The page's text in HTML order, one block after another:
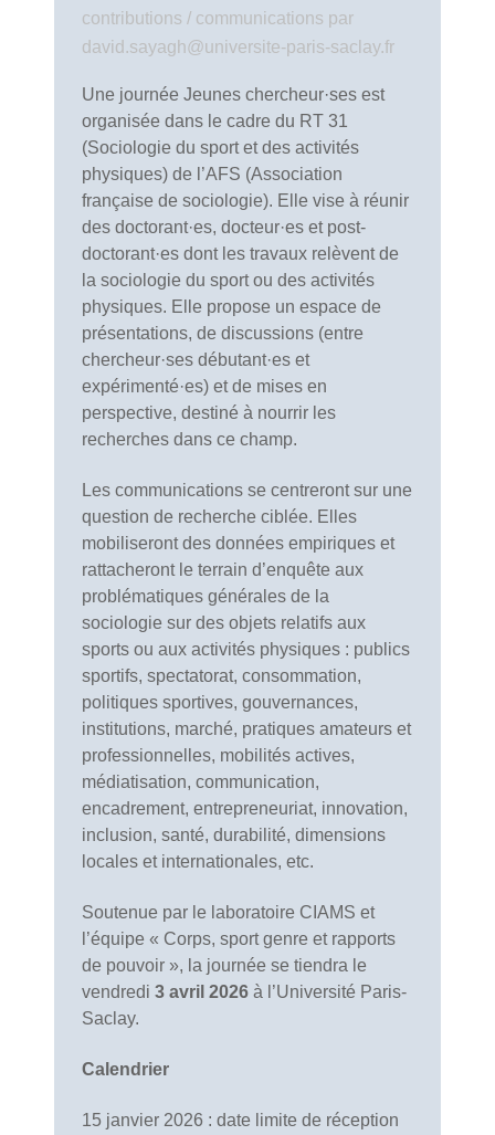
contributions / communications par
david.sayagh@universite-paris-saclay.fr
Une journée Jeunes chercheur·ses est
organisée dans le cadre du RT 31
(Sociologie du sport et des activités
physiques) de l’AFS (Association
française de sociologie). Elle vise à réunir
des doctorant·es, docteur·es et post-
doctorant·es dont les travaux relèvent de
la sociologie du sport ou des activités
physiques. Elle propose un espace de
présentations, de discussions (entre
chercheur·ses débutant·es et
expérimenté·es) et de mises en
perspective, destiné à nourrir les
recherches dans ce champ.
Les communications se centreront sur une
question de recherche ciblée. Elles
mobiliseront des données empiriques et
rattacheront le terrain d’enquête aux
problématiques générales de la
sociologie sur des objets relatifs aux
sports ou aux activités physiques : publics
sportifs, spectatorat, consommation,
politiques sportives, gouvernances,
institutions, marché, pratiques amateurs et
professionnelles, mobilités actives,
médiatisation, communication,
encadrement, entrepreneuriat, innovation,
inclusion, santé, durabilité, dimensions
locales et internationales, etc.
Soutenue par le laboratoire CIAMS et
l’équipe « Corps, sport genre et rapports
de pouvoir », la journée se tiendra le
vendredi 3 avril 2026 à l’Université Paris-
Saclay.
Calendrier
15 janvier 2026 : date limite de réception